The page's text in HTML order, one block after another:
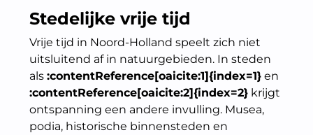
Stedelijke vrije tijd
Vrije tijd in Noord-Holland speelt zich niet
uitsluitend af in natuurgebieden. In steden
als :contentReference[oaicite:1]{index=1} en
:contentReference[oaicite:2]{index=2} krijgt
ontspanning een andere invulling. Musea,
podia, historische binnensteden en